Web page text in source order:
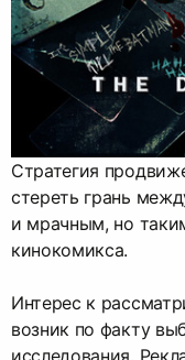
Стратегия
стереть грань
и мрачным, но
кинокомикса.
Интерес к
возник по факту
исследования.